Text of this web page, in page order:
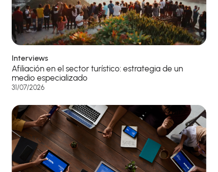
Interviews
Afiliación en el sector turístico: estrategia de un
medio especializado
31/07/2026